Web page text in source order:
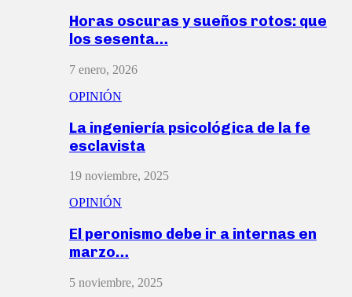
Horas oscuras y sueños rotos: que
los sesenta…
7 enero, 2026
OPINIÓN
La ingeniería psicológica de la fe
esclavista
19 noviembre, 2025
OPINIÓN
El peronismo debe ir a internas en
marzo…
5 noviembre, 2025